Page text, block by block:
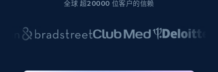
全球 超20000 位客户的信赖